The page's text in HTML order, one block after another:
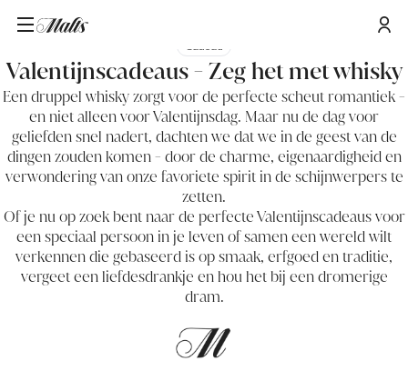
Cadeau
Valentijnscadeaus - Zeg het met whisky
Een druppel whisky zorgt voor de perfecte scheut romantiek -
en niet alleen voor Valentijnsdag. Maar nu de dag voor
geliefden snel nadert, dachten we dat we in de geest van de
dingen zouden komen - door de charme, eigenaardigheid en
verwondering van onze favoriete spirit in de schijnwerpers te
zetten.
Of je nu op zoek bent naar de perfecte Valentijnscadeaus voor
een speciaal persoon in je leven of samen een wereld wilt
verkennen die gebaseerd is op smaak, erfgoed en traditie,
vergeet een liefdesdrankje en hou het bij een dromerige
dram.